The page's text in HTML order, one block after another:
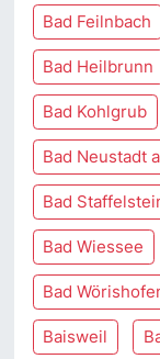
Bad Feilnbach
Bad Heilbrunn
Bad Kohlgrub
Bad Neustadt
Bad
Bad Wiessee
Bad
Baisweil